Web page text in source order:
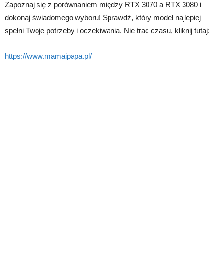
Zapoznaj się z porównaniem między RTX 3070 a RTX 3080 i
dokonaj świadomego wyboru! Sprawdź, który model najlepiej
spełni Twoje potrzeby i oczekiwania. Nie trać czasu, kliknij tutaj:
https://www.mamaipapa.pl/